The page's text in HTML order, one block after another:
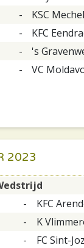
- KSC
- KFC
- 's
- VC
2023
- KFC
- K
- FC Sint-